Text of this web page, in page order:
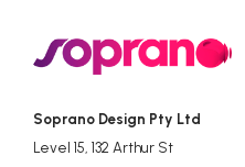
n
Soprano Design Pty Ltd
Level 15, 132 Arthur St